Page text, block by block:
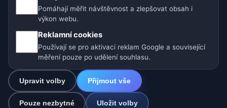
Provozovatel: Spolek Minizoo.cz z.s. | IČO: 21135550 |
info@pocasi.online
© 2026 Počasí Online · Meteorologická data: MET Norway · Open-
Meteo. Výstrahy počasí: ČHMÚ.
Pomáhají měřit návštěvnost a zlepšovat obsah i
výkon webu.
Reklamní cookies
Používají se pro aktivaci reklam Google a související
měření pouze po udělení souhlasu.
Upravit volby Přijmout vše
Pouze nezbytné Uložit volby